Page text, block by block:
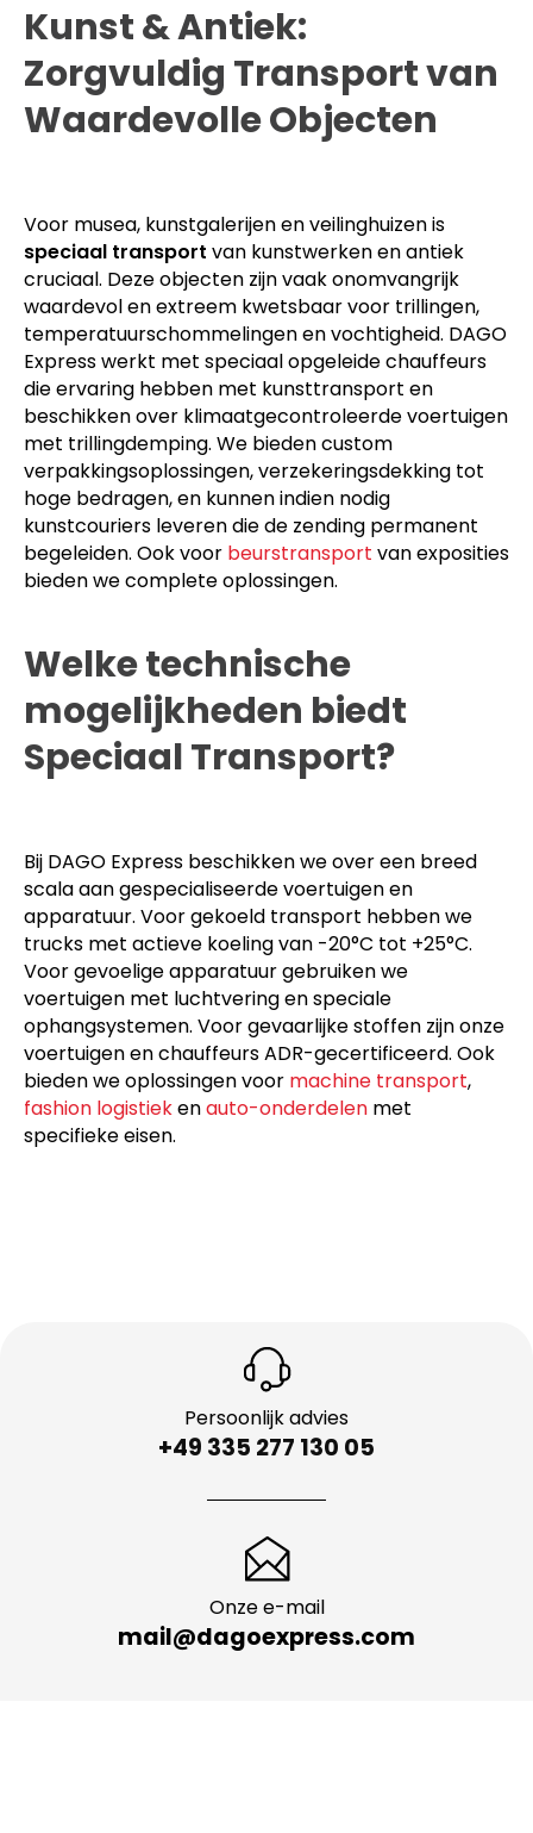
Kunst & Antiek:
Zorgvuldig Transport van
Waardevolle Objecten
Voor musea, kunstgalerijen en veilinghuizen is
speciaal transport van kunstwerken en antiek
cruciaal. Deze objecten zijn vaak onomvangrijk
waardevol en extreem kwetsbaar voor trillingen,
temperatuurschommelingen en vochtigheid. DAGO
Express werkt met speciaal opgeleide chauffeurs
die ervaring hebben met kunsttransport en
beschikken over klimaatgecontroleerde voertuigen
met trillingdemping. We bieden custom
verpakkingsoplossingen, verzekeringsdekking tot
hoge bedragen, en kunnen indien nodig
kunstcouriers leveren die de zending permanent
begeleiden. Ook voor beurstransport van exposities
bieden we complete oplossingen.
Welke technische
mogelijkheden biedt
Speciaal Transport?
Bij DAGO Express beschikken we over een breed
scala aan gespecialiseerde voertuigen en
apparatuur. Voor gekoeld transport hebben we
trucks met actieve koeling van -20°C tot +25°C.
Voor gevoelige apparatuur gebruiken we
voertuigen met luchtvering en speciale
ophangsystemen. Voor gevaarlijke stoffen zijn onze
voertuigen en chauffeurs ADR-gecertificeerd. Ook
bieden we oplossingen voor machine transport,
fashion logistiekenauto-onderdelen met
specifieke eisen.
Persoonlijk advies
+49 335 277 130 05
Onze e-mail
mail@dagoexpress.com